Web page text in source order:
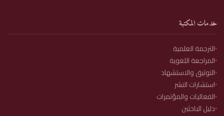
خدمات المكتبة
الترجمة العلمية
المراجعة اللغوية
التوثيق والاستشهاد
استشارات النشر
الفعاليات والمؤتمرات
دليل الباحثين